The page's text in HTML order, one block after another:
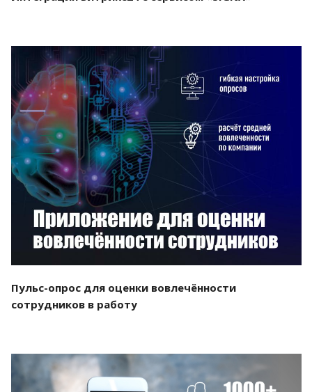
Смотреть проект
Пульс-опрос для оценки вовлечённости
сотрудников в работу